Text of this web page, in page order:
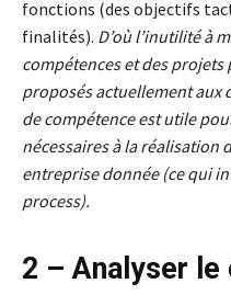
fonctions (des objectifs
finalités). D’où l’inutilité à
compétences et des
proposés actuellement aux
de compétence est utile
nécessaires à la réalisation
entreprise donnée (ce qui
process).
2 – Analyser